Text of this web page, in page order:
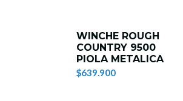
WINCHE ROUGH
COUNTRY 9500
PIOLA METALICA
$639.900